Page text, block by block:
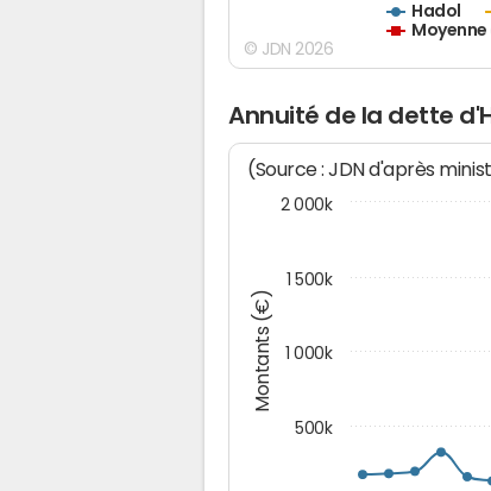
Hadol
© JDN 2026
Annuité de la dette
Montants (€)
(Source : JDN d'après
500k
1 000k
1 500k
2 000k